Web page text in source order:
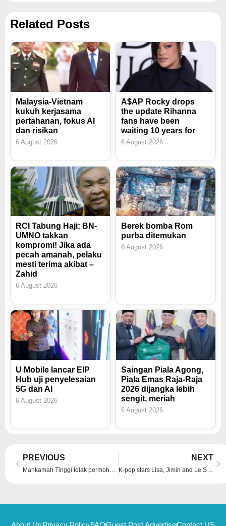
Related Posts
Malaysia-Vietnam
kukuh kerjasama
pertahanan, fokus AI
dan risikan
6 August 2026
A$AP Rocky drops
the update Rihanna
fans have been
waiting 10 years for
6 August 2026
RCI Tabung Haji: BN-
UMNO takkan
kompromi! Jika ada
pecah amanah, pelaku
mesti terima akibat –
Zahid
6 August 2026
Berek bomba Rom
purba ditemukan
6 August 2026
U Mobile lancar EIP
Hub uji penyelesaian
5G dan AI
6 August 2026
Saingan Piala Agong,
Piala Emas Raja-Raja
2026 dijangka lebih
sengit, meriah
6 August 2026
Prev
PREVIOUS
Mahkamah Tinggi tolak permohonan Badan Peguam untuk mulakan prosiding semak keputusan kurangkan hukuman penjara DS Najib
NEXT
K-pop stars Lisa, Jimin and Le Sserafim rule the 2024 MTV Europe Music Awards with major wins